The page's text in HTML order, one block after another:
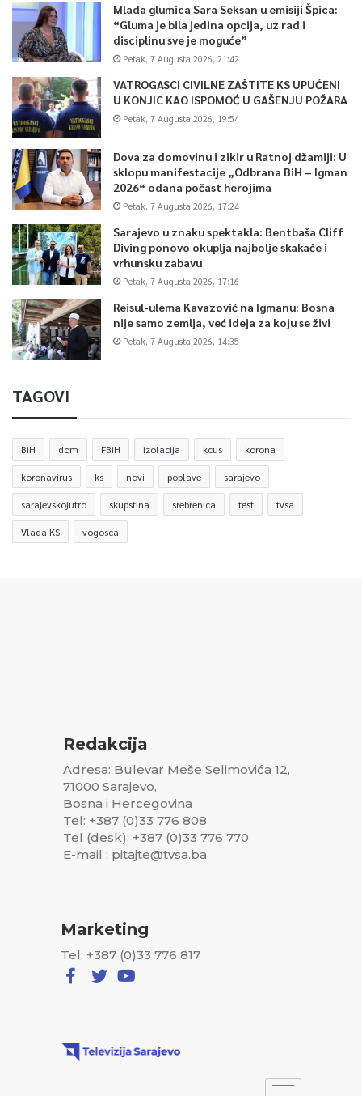
Mlada glumica Sara Seksan u emisiji Špica:
“Gluma je bila jedina opcija, uz rad i
disciplinu sve je moguće”
Petak, 7 Augusta 2026, 21:42
VATROGASCI CIVILNE ZAŠTITE KS UPUĆENI
U KONJIC KAO ISPOMOĆ U GAŠENJU POŽARA
Petak, 7 Augusta 2026, 19:54
Dova za domovinu i zikir u Ratnoj džamiji: U
sklopu manifestacije „Odbrana BiH – Igman
2026“ odana počast herojima
Petak, 7 Augusta 2026, 17:24
Sarajevo u znaku spektakla: Bentbaša Cliff
Diving ponovo okuplja najbolje skakače i
vrhunsku zabavu
Petak, 7 Augusta 2026, 17:16
Reisul-ulema Kavazović na Igmanu: Bosna
nije samo zemlja, već ideja za koju se živi
Petak, 7 Augusta 2026, 14:35
TAGOVI
BiH dom FBiH izolacija kcus korona
koronavirus ks novi poplave sarajevo
sarajevskojutro skupstina srebrenica test tvsa
Vlada KS vogosca
Redakcija
Adresa: Bulevar Meše Selimovića 12,
71000 Sarajevo,
Bosna i Hercegovina
Tel: +387 (0)33 776 808
Tel (desk): +387 (0)33 776 770
E-mail : pitajte@tvsa.ba
Marketing
Tel: +387 (0)33 776 817